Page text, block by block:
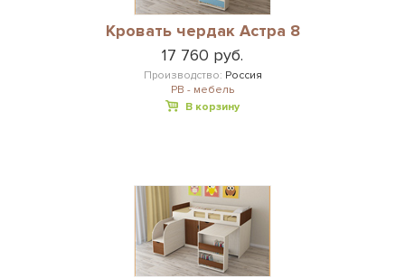
Кровать чердак Астра 8
17 760 руб.
Производство: Россия
РВ - мебель
В корзину